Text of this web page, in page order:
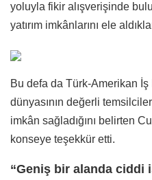
yoluyla fikir alışverişinde
yatırım imkânlarını ele
Bu defa da Türk-Amerikan
dünyasının değerli
imkân sağladığını belirten
konseye teşekkür etti.
“Geniş bir alanda ciddi